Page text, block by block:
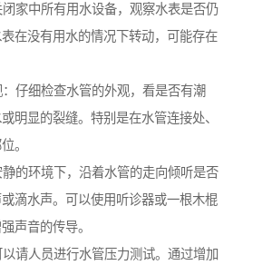
家中所有用水设备，观察水表是否仍
在没有用水的情况下转动，可能存在
仔细检查水管的外观，看是否有潮
明显的裂缝。特别是在水管连接处、
。
的环境下，沿着水管的走向倾听是否
滴水声。可以使用听诊器或一根木棍
声音的传导。
请人员进行水管压力测试。通过增加